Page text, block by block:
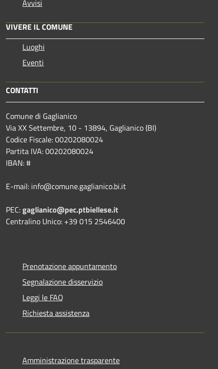
Avvisi
VIVERE IL COMUNE
Luoghi
Eventi
CONTATTI
Comune di Gaglianico
Via XX Settembre, 10 - 13894, Gaglianico (BI)
Codice Fiscale: 00202080024
Partita IVA: 00202080024
IBAN: #
E-mail: info@comune.gaglianico.bi.it
PEC:gaglianico@pec.ptbiellese.it
Centralino Unico: +39 015 2546400
Prenotazione appuntamento
Segnalazione disservizio
Leggi le FAQ
Richiesta assistenza
Amministrazione trasparente